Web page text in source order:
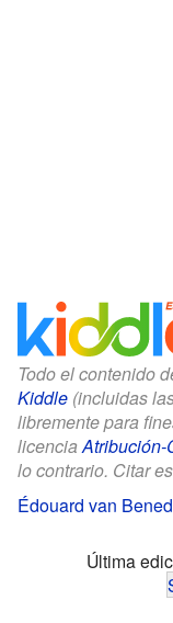
Todo el contenido
Kiddle (incluidas
libremente para
licenciaAtribución-
lo contrario. Citar
Édouard van
Última